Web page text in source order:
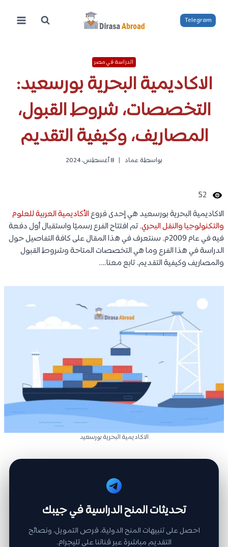
المحتوى
Telegram
الدراسة في مصر
الاكاديمية البحرية بورسعيد:
التخصصات، شروط القبول،
المصاريف، وكيفية التقديم
بواسطة عماد 8 أغسطس، 2024
52
الاكاديمية البحرية بورسعيد هي إحدى فروعالأكاديمية العربية للعلوم
والتكنولوجيا والنقل البحري. تم افتتاح الفرع رسميًا واستقبال أول دفعة
فيه في عام 2009م. سنتعرف في هذا المقال على كافة التفاصيل حول
الدراسة في هذا الفرع وما هي التخصصات المتاحة وشروط القبول
والمصاريف وكيفية التقديم. تابع معنا….
الاكاديمية البحرية بورسعيد
تحديثات المنح الدراسية في جيبك
احصل على تنبيهات المنح الدولية، فرص التمويل، ونصائح
التقديم مباشرة عبر قناتنا على تليجرام.